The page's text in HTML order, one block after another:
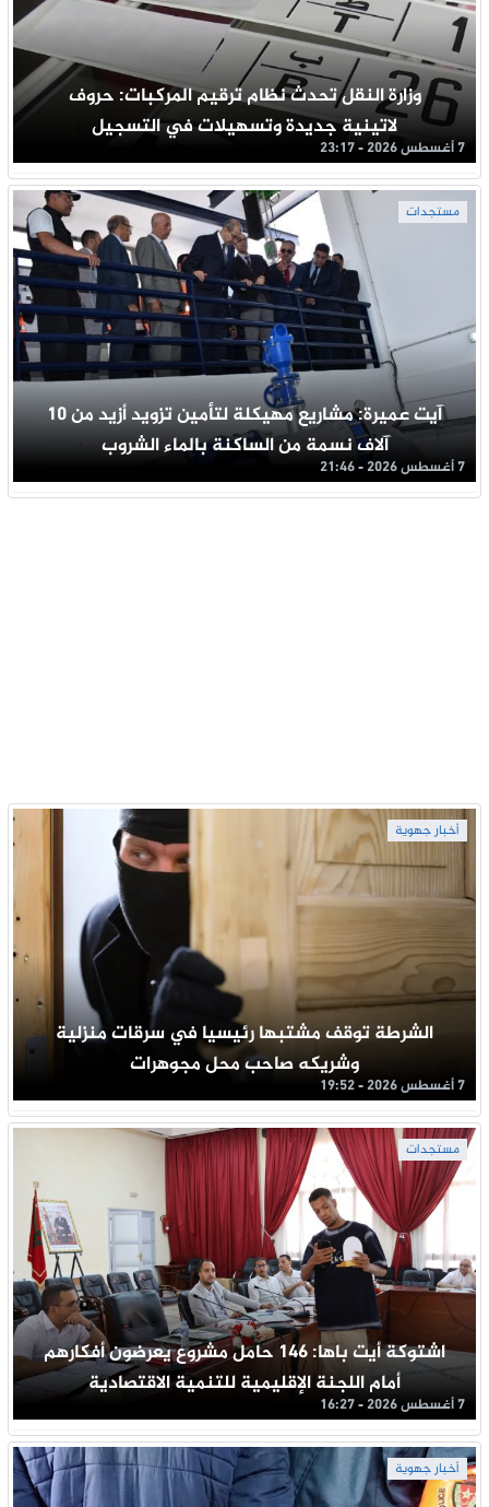
وزارة النقل تحدث نظام ترقيم المركبات: حروف
لاتينية جديدة وتسهيلات في التسجيل
7 أغسطس 2026 - 23:17
مستجدات
آيت عميرة: مشاريع مهيكلة لتأمين تزويد أزيد من 10
آلاف نسمة من الساكنة بالماء الشروب
7 أغسطس 2026 - 21:46
أخبار جهوية
الشرطة توقف مشتبها رئيسيا في سرقات منزلية
وشريكه صاحب محل مجوهرات
7 أغسطس 2026 - 19:52
مستجدات
اشتوكة أيت باها: 146 حامل مشروع يعرضون أفكارهم
أمام اللجنة الإقليمية للتنمية الاقتصادية
7 أغسطس 2026 - 16:27
أخبار جهوية